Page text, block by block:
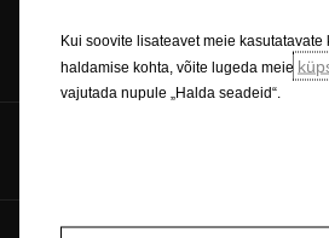
Küsi hinnapakkumist
Kui soovite lisateavet meie kasutatavate
haldamise kohta, võite lugeda meie
vajutada nupule „Halda seadeid“.